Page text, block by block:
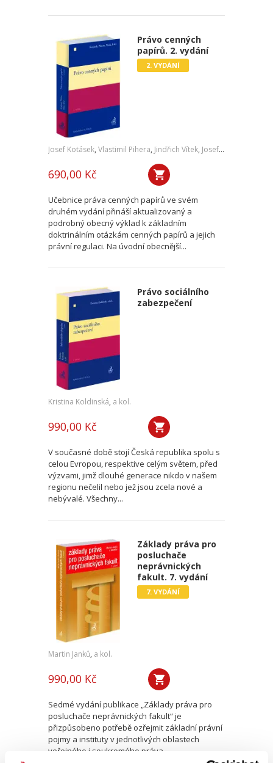
Právo cenných
papírů. 2. vydání
2. VYDÁNÍ
Josef Kotásek, Vlastimil Pihera, Jindřich Vítek, Josef Kříž
690,00 Kč
Učebnice práva cenných papírů ve svém
druhém vydání přináší aktualizovaný a
podrobný obecný výklad k základním
doktrinálním otázkám cenných papírů a jejich
právní regulaci. Na úvodní obecnější...
Právo sociálního
zabezpečení
Kristina Koldinská, a kol.
990,00 Kč
V současné době stojí Česká republika spolu s
celou Evropou, respektive celým světem, před
výzvami, jimž dlouhé generace nikdo v našem
regionu nečelil nebo jež jsou zcela nové a
nebývalé. Všechny...
Základy práva pro
posluchače
neprávnických
fakult. 7. vydání
7. VYDÁNÍ
Martin Janků, a kol.
990,00 Kč
Sedmé vydání publikace „Základy práva pro
posluchače neprávnických fakult“ je
přizpůsobeno potřebě ozřejmit základní právní
pojmy a instituty v jednotlivých oblastech
veřejného i soukromého práva,...